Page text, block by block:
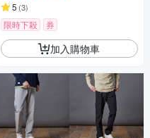
5 (3)
限時下殺 券
加入購物車